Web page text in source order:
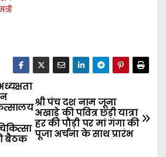
श्री पंच दश नाम जूना
अखाड़े की पवित्र छड़ी यात्रा
हर की पौड़ी पर मां गंगा की
पूजा अर्चना के साथ प्रारंभ
बैठक